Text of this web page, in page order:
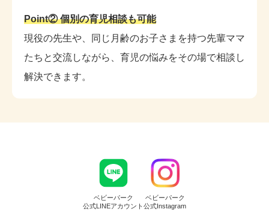
Point② 個別の育児相談も可能
現役の先生や、同じ月齢のお子さまを持つ先輩ママ
たちと交流しながら、育児の悩みをその場で相談し
解決できます。
ベビーパーク
公式LINEアカウント
ベビーパーク
公式Instagram